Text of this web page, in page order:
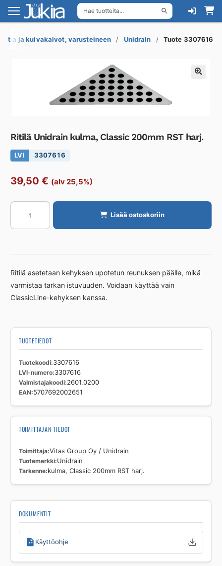
Hae tuotteita...
Siirry
navigointiin
Siirry
sisältöön
ja kuivakaivot, varusteineen Unidrain Tuote 3307616
Ritilä Unidrain kulma, Classic 200mm RST harj.
LVI 3307616
39,50 € (alv 25,5%)
Ritilä
Unidrain
kulma,
200mm
harj.
määrä
Lisää ostoskoriin
Ritilä asetetaan kehyksen upotetun reunuksen päälle, mikä
varmistaa tarkan istuvuuden. Voidaan käyttää vain
ClassicLine-kehyksen kanssa.
TUOTETIEDOT
Tuotekoodi 3307616
LVI-numero 3307616
Valmistajakoodi 2601.0200
EAN 5707692002651
TOIMITTAJAN TIEDOT
Toimittaja Vitas Group Oy / Unidrain
Tuotemerkki Unidrain
Tarkenne kulma, Classic 200mm RST harj.
DOKUMENTIT
Käyttöohje